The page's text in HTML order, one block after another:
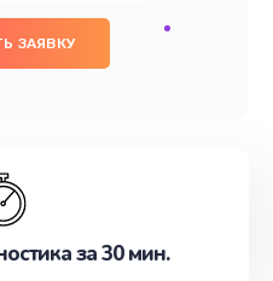
ЗАЯВКУ
за 30 мин.